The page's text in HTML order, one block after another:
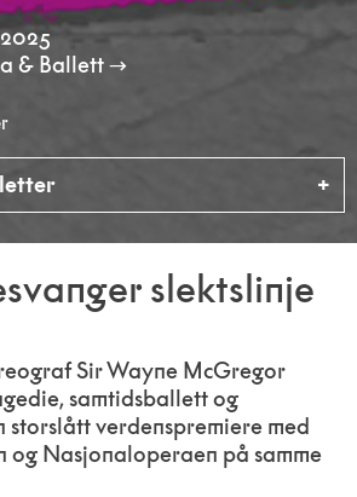
& Ballett
slektslinje
Sir Wayne McGregor
samtidsballett og
storslått verdenspremiere med
Nasjonaloperaen på samme